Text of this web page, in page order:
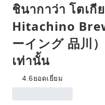
ชินากาว่า โตเ
Hitachino
ーイング 品川
เท่านั้น
4.6ยอดเยี่ยม